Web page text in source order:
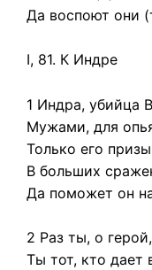
Да воспоют они
I, 81. К Индре
1 Индра, убийца
Мужами, для
Только его
В больших
Да поможет он
2 Раз ты, о
Ты тот, кто дает